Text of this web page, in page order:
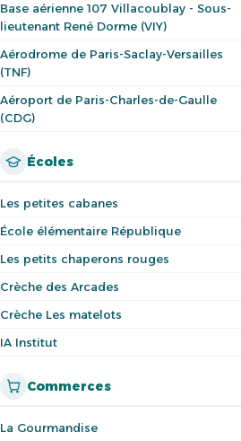
Base aérienne 107 Villacoublay - Sous-
lieutenant René Dorme (VIY)
Aérodrome de Paris-Saclay-Versailles
(TNF)
Aéroport de Paris-Charles-de-Gaulle
(CDG)
Écoles
Les petites cabanes
École élémentaire République
Les petits chaperons rouges
Crèche des Arcades
Crèche Les matelots
IA Institut
Commerces
La Gourmandise